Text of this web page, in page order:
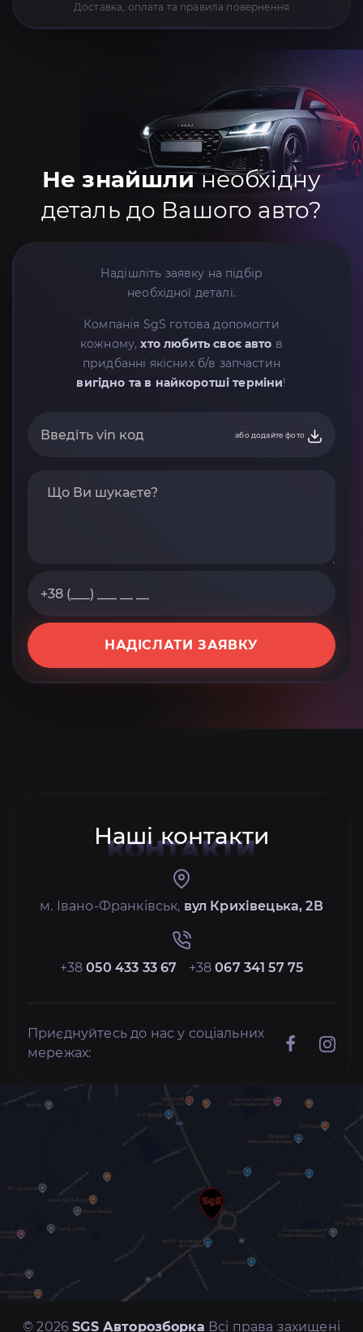
Доставка, оплата та правила повернення
Не знайшлинеобхідну
деталь до Вашого авто?
Надішліть заявку на підбір
необхідної деталі.
Компанія SgS готова допомогти
кожному,хто любить своє авто в
придбанні якісних б/в запчастин
вигідно та в найкоротші терміни!
або додайте фото
НАДІСЛАТИ ЗАЯВКУ
Наші контакти
КОНТАКТИ
м. Івано-Франківськ, вул Крихівецька, 2В
+38050 433 33 67 +38067 341 57 75
Приєднуйтесь до нас у соціальних
мережах:
© 2026SGS Авторозборка Всі права захищені